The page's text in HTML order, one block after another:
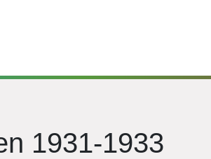
1931-1933